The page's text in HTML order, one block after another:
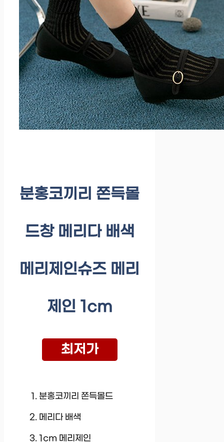
분홍코끼리 쫀득몰
드창 메리다 배색
메리제인슈즈 메리
제인 1cm
최저가
분홍코끼리 쫀득몰드
메리다 배색
1cm 메리제인